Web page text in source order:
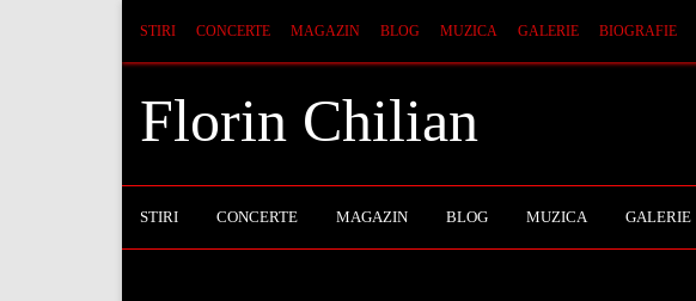
STIRI CONCERTE MAGAZIN BLOG MUZICA GALERIE BIOGRAFIE
Florin Chilian
STIRI CONCERTE MAGAZIN BLOG MUZICA GALERIE